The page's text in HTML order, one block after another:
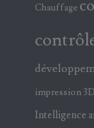
Chauffage
impression 3D
Intelligence